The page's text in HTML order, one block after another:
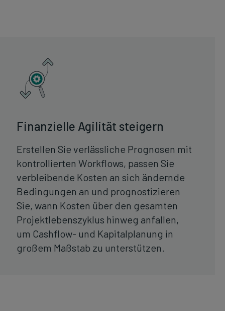
Finanzielle Agilität steigern
Erstellen Sie verlässliche Prognosen mit
kontrollierten Workflows, passen Sie
verbleibende Kosten an sich ändernde
Bedingungen an und prognostizieren
Sie, wann Kosten über den gesamten
Projektlebenszyklus hinweg anfallen,
um Cashflow- und Kapitalplanung in
großem Maßstab zu unterstützen.